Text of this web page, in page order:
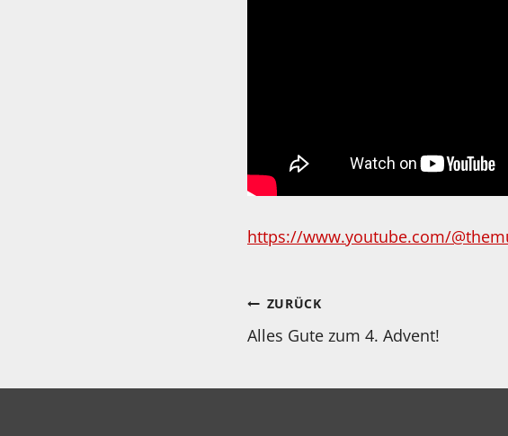
https://www.youtube.com/
Beitragsnavigation
ZURÜCK
Alles Gute zum 4. Advent!